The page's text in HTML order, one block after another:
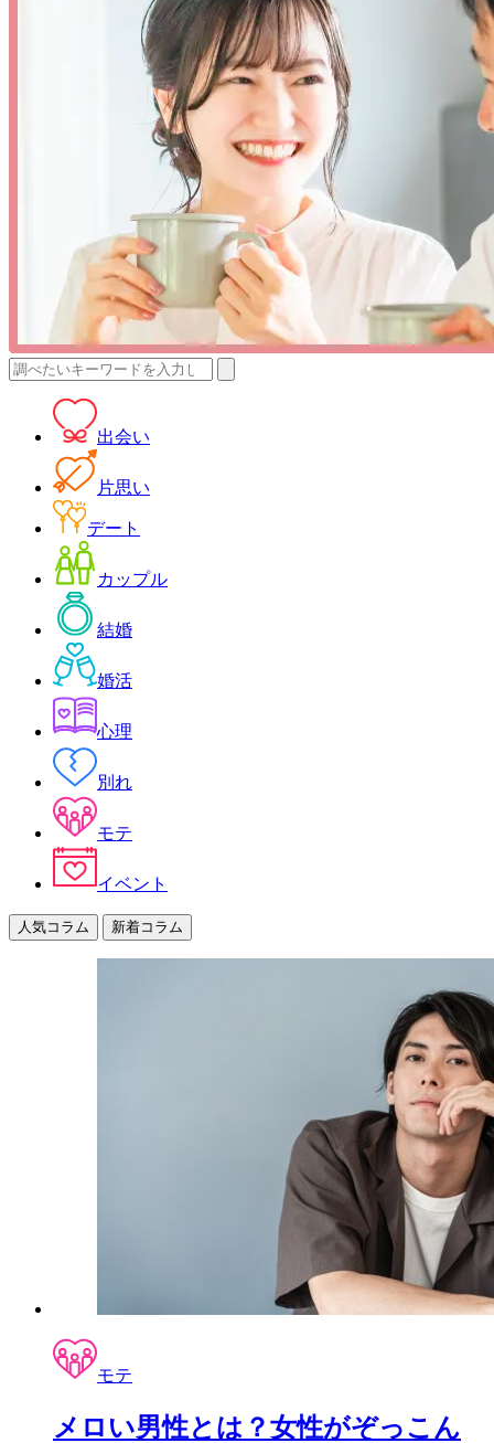
検
出会い
片思い
デート
カップル
結婚
婚活
心理
別れ
モテ
イベント
人気コラム 新着コラム
モテ
メロい男性とは？女性がぞっこん